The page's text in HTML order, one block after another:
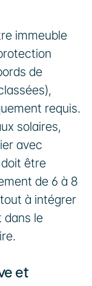
immeuble
de
requis.
solaires,
avec
être
de 6 à 8
à intégrer
dans le
et